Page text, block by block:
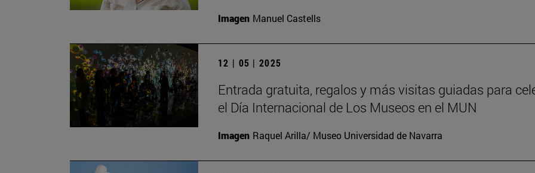
Imagen Manuel Castells
12 | 05 | 2025
Entrada gratuita, regalos y más visitas guiadas para
el Día Internacional de Los Museos en el MUN
Imagen Raquel Arilla/ Museo Universidad de Navarra